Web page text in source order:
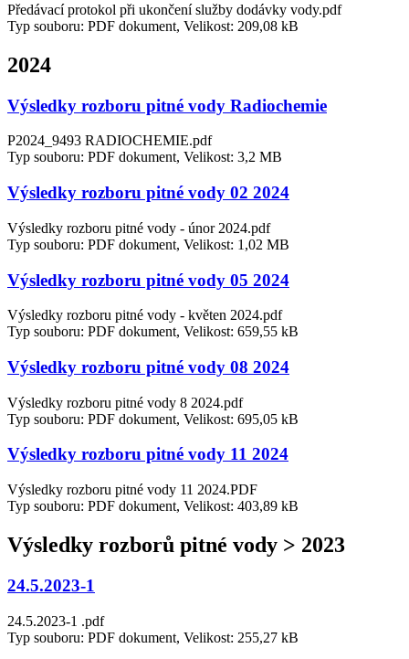
Předávací protokol při ukončení služby dodávky vody.pdf
Typ souboru: PDF dokument, Velikost: 209,08 kB
2024
Výsledky rozboru pitné vody Radiochemie
P2024_9493 RADIOCHEMIE.pdf
Typ souboru: PDF dokument, Velikost: 3,2 MB
Výsledky rozboru pitné vody 02 2024
Výsledky rozboru pitné vody - únor 2024.pdf
Typ souboru: PDF dokument, Velikost: 1,02 MB
Výsledky rozboru pitné vody 05 2024
Výsledky rozboru pitné vody - květen 2024.pdf
Typ souboru: PDF dokument, Velikost: 659,55 kB
Výsledky rozboru pitné vody 08 2024
Výsledky rozboru pitné vody 8 2024.pdf
Typ souboru: PDF dokument, Velikost: 695,05 kB
Výsledky rozboru pitné vody 11 2024
Výsledky rozboru pitné vody 11 2024.PDF
Typ souboru: PDF dokument, Velikost: 403,89 kB
Výsledky rozborů pitné vody > 2023
24.5.2023-1
24.5.2023-1 .pdf
Typ souboru: PDF dokument, Velikost: 255,27 kB